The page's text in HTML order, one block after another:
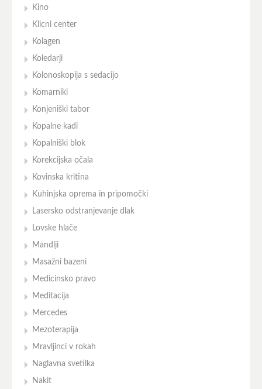
Kino
Klicni center
Kolagen
Koledarji
Kolonoskopija s sedacijo
Komarniki
Konjeniški tabor
Kopalne kadi
Kopalniški blok
Korekcijska očala
Kovinska kritina
Kuhinjska oprema in pripomočki
Lasersko odstranjevanje dlak
Lovske hlače
Mandlji
Masažni bazeni
Medicinsko pravo
Meditacija
Mercedes
Mezoterapija
Mravljinci v rokah
Naglavna svetilka
Nakit